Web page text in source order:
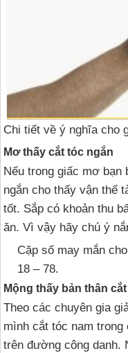
Chi tiết về ý nghĩa cho
Mơ thấy cắt tóc ngắn
Nếu trong giấc mơ bạn
ngắn cho thấy vận thế
tốt. Sắp có khoản thu
ăn. Vì vậy hãy chú ý
Cặp số may mắn
18 – 78.
Mộng thấy bản thân
Theo các chuyên gia
mình cắt tóc nam trong
trên đường công danh.